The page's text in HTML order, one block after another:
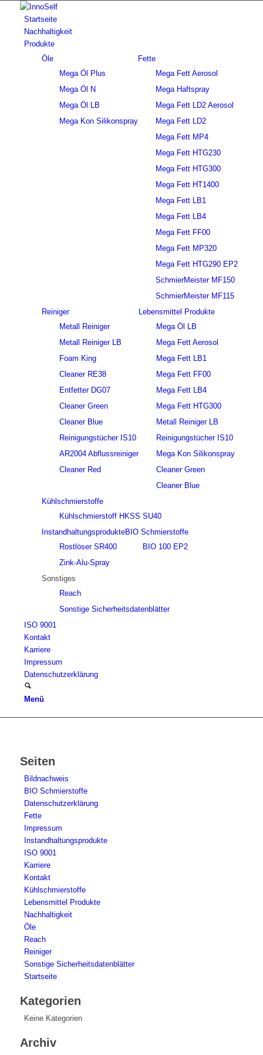
Startseite
Nachhaltigkeit
Produkte
Öle
Mega Öl Plus
Mega Öl N
Mega Öl LB
Mega Kon Silikonspray
Fette
Mega Fett Aerosol
Mega Haftspray
Mega Fett LD2 Aerosol
Mega Fett LD2
Mega Fett MP4
Mega Fett HTG230
Mega Fett HTG300
Mega Fett HT1400
Mega Fett LB1
Mega Fett LB4
Mega Fett FF00
Mega Fett MP320
Mega Fett HTG290 EP2
SchmierMeister MF150
SchmierMeister MF115
Reiniger
Metall Reiniger
Metall Reiniger LB
Foam King
Cleaner RE38
Entfetter DG07
Cleaner Green
Cleaner Blue
Reinigungstücher IS10
AR2004 Abflussreiniger
Cleaner Red
Lebensmittel Produkte
Mega Öl LB
Mega Fett Aerosol
Mega Fett LB1
Mega Fett FF00
Mega Fett LB4
Mega Fett HTG300
Metall Reiniger LB
Reinigungstücher IS10
Mega Kon Silikonspray
Cleaner Green
Cleaner Blue
Kühlschmierstoffe
Kühlschmierstoff HKSS SU40
Instandhaltungsprodukte
Rostlöser SR400
Zink-Alu-Spray
BIO Schmierstoffe
BIO 100 EP2
Sonstiges
Reach
Sonstige Sicherheitsdatenblätter
ISO 9001
Kontakt
Karriere
Impressum
Datenschutzerklärung
Menü
Seiten
Bildnachweis
BIO Schmierstoffe
Datenschutzerklärung
Fette
Impressum
Instandhaltungsprodukte
ISO 9001
Karriere
Kontakt
Kühlschmierstoffe
Lebensmittel Produkte
Nachhaltigkeit
Öle
Reach
Reiniger
Sonstige Sicherheitsdatenblätter
Startseite
Kategorien
Keine Kategorien
Archiv